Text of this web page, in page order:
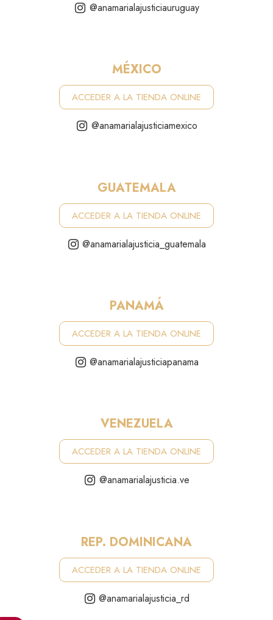
@anamarialajusticiauruguay
MÉXICO
ACCEDER A LA TIENDA ONLINE
@anamarialajusticiamexico
GUATEMALA
ACCEDER A LA TIENDA ONLINE
@anamarialajusticia_guatemala
PANAMÁ
ACCEDER A LA TIENDA ONLINE
@anamarialajusticiapanama
VENEZUELA
ACCEDER A LA TIENDA ONLINE
@anamarialajusticia.ve
REP. DOMINICANA
ACCEDER A LA TIENDA ONLINE
@anamarialajusticia_rd